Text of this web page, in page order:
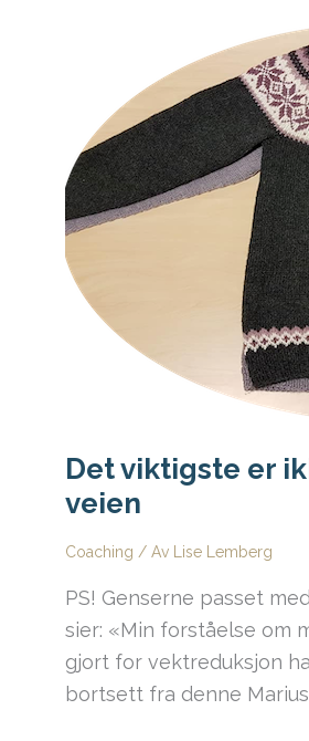
Det viktigste er
veien
Coaching / Av Lise Lemberg
PS! Genserne passet
sier: «Min forståelse om
gjort for vektreduksjon
bortsett fra denne